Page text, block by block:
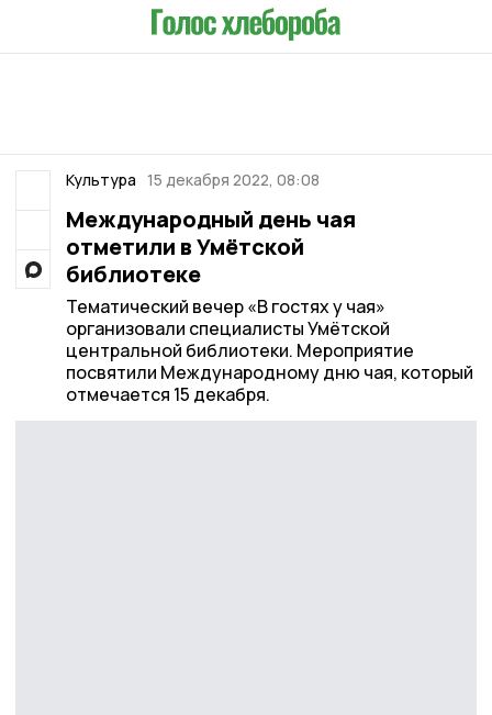
Культура 15 декабря 2022, 08:08
Международный день чая
отметили в Умётской
библиотеке
Тематический вечер «В гостях у чая»
организовали специалисты Умётской
центральной библиотеки. Мероприятие
посвятили Международному дню чая, который
отмечается 15 декабря.